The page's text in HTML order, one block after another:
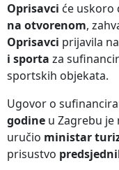
Oprisavci će uskoro
na otvorenom,
Oprisavci prijavila na
i sporta za
sportskih objekata.
Ugovor o
godine u Zagrebu je
uručio ministar
prisustvo